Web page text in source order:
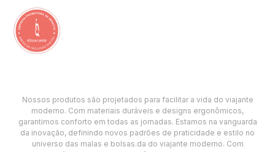
Nossos produtos são projetados para facilitar a vida do viajante
moderno. Com materiais duráveis e designs ergonômicos,
garantimos conforto em todas as jornadas. Estamos na vanguarda
da inovação, definindo novos padrões de praticidade e estilo no
universo das malas e bolsas.da do viajante moderno. Com